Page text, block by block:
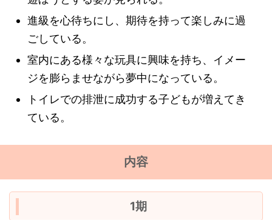
進級を心待ちにし、期待を持って楽しみに過
ごしている。
室内にある様々な玩具に興味を持ち、イメー
ジを膨らませながら夢中になっている。
トイレでの排泄に成功する子どもが増えてき
ている。
内容
1期